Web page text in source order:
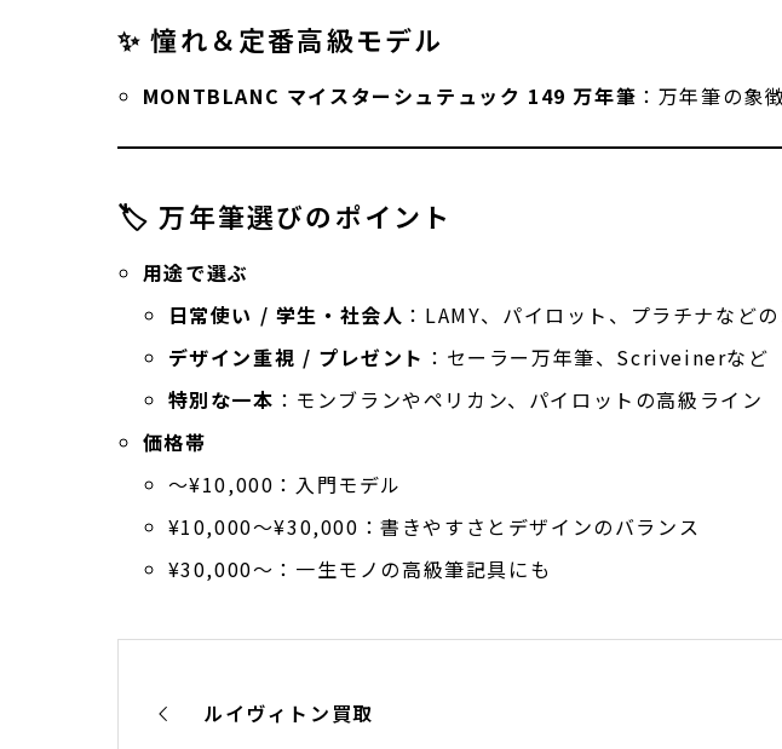
✨ 憧れ＆定番高級モデル
MONTBLANC マイスターシュテュック 149 万年筆 ：万年筆の象
🏷️ 万年筆選びのポイント
用途で選ぶ
日常使い / 学生・社会人 ：LAMY、パイロット、プラチナなど
デザイン重視 / プレゼント ：セーラー万年筆、Scriveinerなど
特別な一本 ：モンブランやペリカン、パイロットの高級ライン
価格帯
〜¥10,000：入門モデル
¥10,000〜¥30,000：書きやすさとデザインのバランス
¥30,000〜：一生モノの高級筆記具にも
ルイヴィトン買取